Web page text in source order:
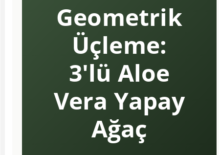
Geometrik
Üçleme:
3'lü Aloe
Vera Yapay
Ağaç